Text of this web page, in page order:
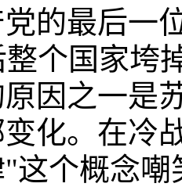
的最后一
整个国家垮
因之一是
化。在冷
"这个概念